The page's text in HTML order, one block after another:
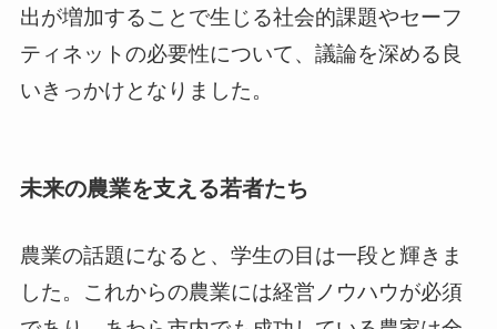
出が増加することで生じる社会的課題やセーフ
ティネットの必要性について、議論を深める良
いきっかけとなりました。
未来の農業を支える若者たち
農業の話題になると、学生の目は一段と輝きま
した。これからの農業には経営ノウハウが必須